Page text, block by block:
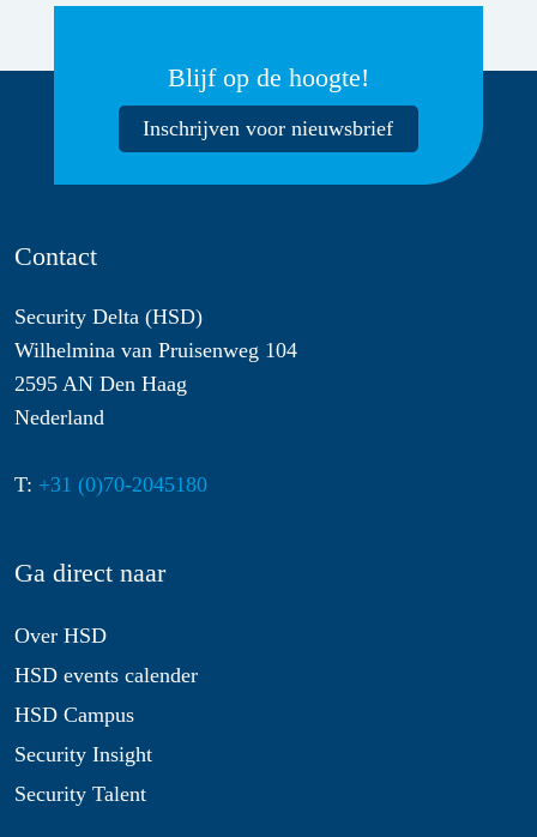
Blijf op de hoogte!
Inschrijven voor nieuwsbrief
Contact
Security Delta (HSD)
Wilhelmina van Pruisenweg 104
2595 AN Den Haag
Nederland
T: +31 (0)70-2045180
Ga direct naar
Over HSD
HSD events calender
HSD Campus
Security Insight
Security Talent